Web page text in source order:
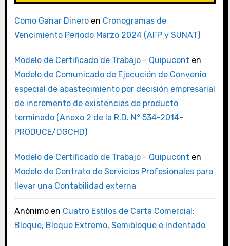
Como Ganar Dineroen Cronogramas de
Vencimiento Periodo Marzo 2024 (AFP y SUNAT)
Modelo de Certificado de Trabajo - Quipucont en
Modelo de Comunicado de Ejecución de Convenio
especial de abastecimiento por decisión empresarial
de incremento de existencias de producto
terminado (Anexo 2 de la R.D. N° 534-2014-
PRODUCE/DGCHD)
Modelo de Certificado de Trabajo - Quipucont en
Modelo de Contrato de Servicios Profesionales para
llevar una Contabilidad externa
Anónimoen Cuatro Estilos de Carta Comercial:
Bloque, Bloque Extremo, Semibloque e Indentado